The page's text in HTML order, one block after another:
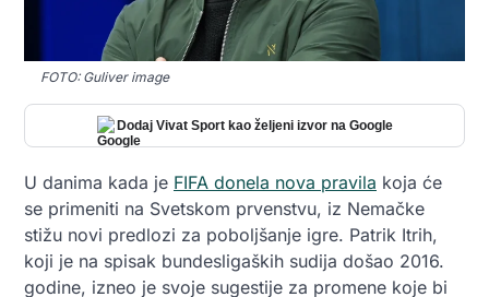
FOTO: Guliver image
Dodaj Vivat Sport kao željeni izvor na Google
U danima kada je FIFA donela nova pravila koja će
se primeniti na Svetskom prvenstvu, iz Nemačke
stižu novi predlozi za poboljšanje igre. Patrik Itrih,
koji je na spisak bundesligaških sudija došao 2016.
godine, izneo je svoje sugestije za promene koje bi